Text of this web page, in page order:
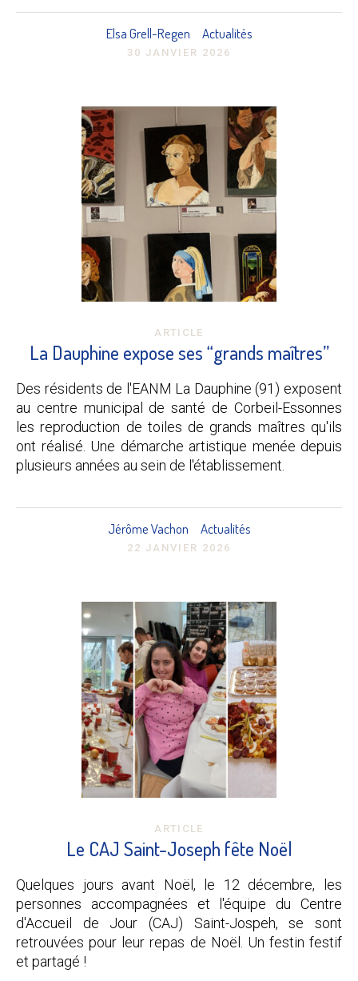
Elsa Grell-Regen Actualités
30 JANVIER 2026
ARTICLE
La Dauphine expose ses “grands maîtres”
Des résidents de l'EANM La Dauphine (91) exposent
au centre municipal de santé de Corbeil-Essonnes
les reproduction de toiles de grands maîtres qu'ils
ont réalisé. Une démarche artistique menée depuis
plusieurs années au sein de l'établissement.
Jérôme Vachon Actualités
22 JANVIER 2026
ARTICLE
Le CAJ Saint-Joseph fête Noël
Quelques jours avant Noël, le 12 décembre, les
personnes accompagnées et l'équipe du Centre
d'Accueil de Jour (CAJ) Saint-Jospeh, se sont
retrouvées pour leur repas de Noël. Un festin festif
et partagé !